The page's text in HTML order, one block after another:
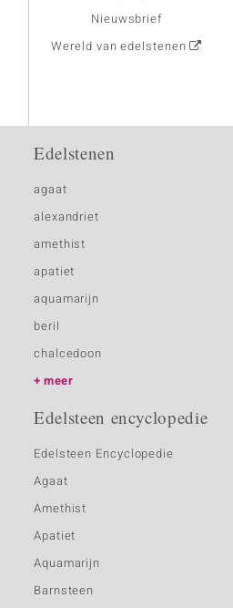
Nieuwsbrief
Wereld van edelstenen
Edelstenen
agaat
alexandriet
amethist
apatiet
aquamarijn
beril
chalcedoon
meer
Edelsteen encyclopedie
Edelsteen Encyclopedie
Agaat
Amethist
Apatiet
Aquamarijn
Barnsteen